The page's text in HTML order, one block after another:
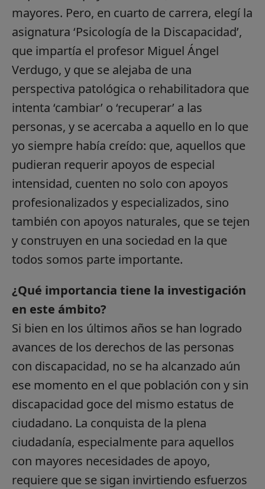
mayores. Pero, en cuarto de carrera, elegí la
asignatura ‘Psicología de la Discapacidad’,
que impartía el profesor Miguel Ángel
Verdugo, y que se alejaba de una
perspectiva patológica o rehabilitadora que
intenta ‘cambiar’ o ‘recuperar’ a las
personas, y se acercaba a aquello en lo que
yo siempre había creído: que, aquellos que
pudieran requerir apoyos de especial
intensidad, cuenten no solo con apoyos
profesionalizados y especializados, sino
también con apoyos naturales, que se tejen
y construyen en una sociedad en la que
todos somos parte importante.
¿Qué importancia tiene la investigación
en este ámbito?
Si bien en los últimos años se han logrado
avances de los derechos de las personas
con discapacidad, no se ha alcanzado aún
ese momento en el que población con y sin
discapacidad goce del mismo estatus de
ciudadano. La conquista de la plena
ciudadanía, especialmente para aquellos
con mayores necesidades de apoyo,
requiere que se sigan invirtiendo esfuerzos